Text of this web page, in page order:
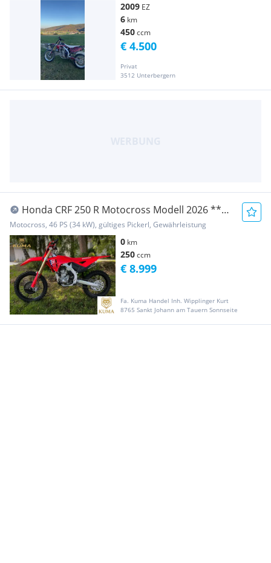
2009 EZ
6 km
450ccm
Privat
3512 Unterbergern
€ 4.500
Honda CRF 250 R Motocross Modell 2026 **
Neufahrzeug **
Motocross, 46 PS (34 kW), gültiges Pickerl, Gewährleistung
0 km
250ccm
Fa. Kuma Handel Inh. Wipplinger Kurt
8765 Sankt Johann am Tauern Sonnseite
€ 8.999